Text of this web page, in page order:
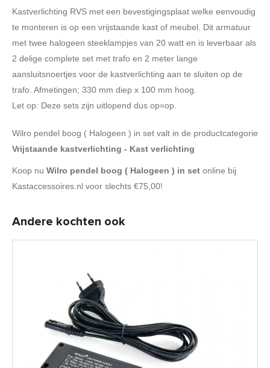
Kastverlichting RVS met een bevestigingsplaat welke eenvoudig
te monteren is op een vrijstaande kast of meubel. Dit armatuur
met twee halogeen steeklampjes van 20 watt en is leverbaar als
2 delige complete set met trafo en 2 meter lange
aansluitsnoertjes voor de kastverlichting aan te sluiten op de
trafo. Afmetingen; 330 mm diep x 100 mm hoog.
Let op: Deze sets zijn uitlopend dus op=op.
Wilro pendel boog ( Halogeen ) in set valt in de productcategorie
Vrijstaande kastverlichting - Kast verlichting
Koop nu Wilro pendel boog ( Halogeen ) in set online bij
Kastaccessoires.nl voor slechts €75,00!
Andere kochten ook